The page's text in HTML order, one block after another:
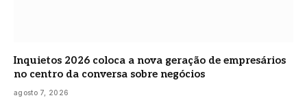
Inquietos 2026 coloca a nova geração de empresários
no centro da conversa sobre negócios
agosto 7, 2026